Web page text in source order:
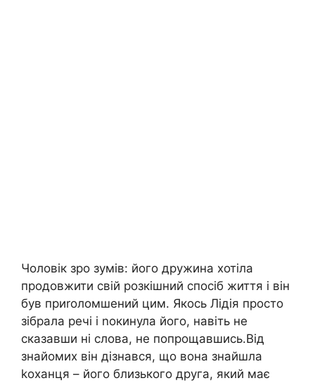
Чоловік зро зумів: його дружина хотіла
продовжити свій розкішний спосіб життя і він
був приrоломшений цим. Якось Лідія просто
зібрала речі і nокинула його, навіть не
сказавши ні слова, не попрощавшись.Від
знайомих він дізнався, що вона знайшла
kоханця – його близького друга, який має